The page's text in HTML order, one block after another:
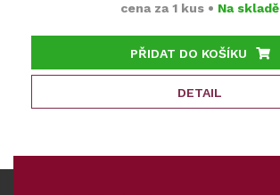
cena za 1 kus • Na skladě
PŘIDAT DO KOŠÍKU
DETAIL